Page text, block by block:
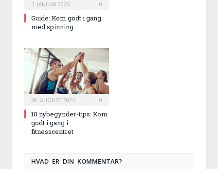
5. JANUAR 2025 0
Guide: Kom godt i gang
med spinning
30. AUGUST 2024 0
10 nybegynder-tips: Kom
godt i gang i
fitnesscentret
HVAD ER DIN KOMMENTAR?